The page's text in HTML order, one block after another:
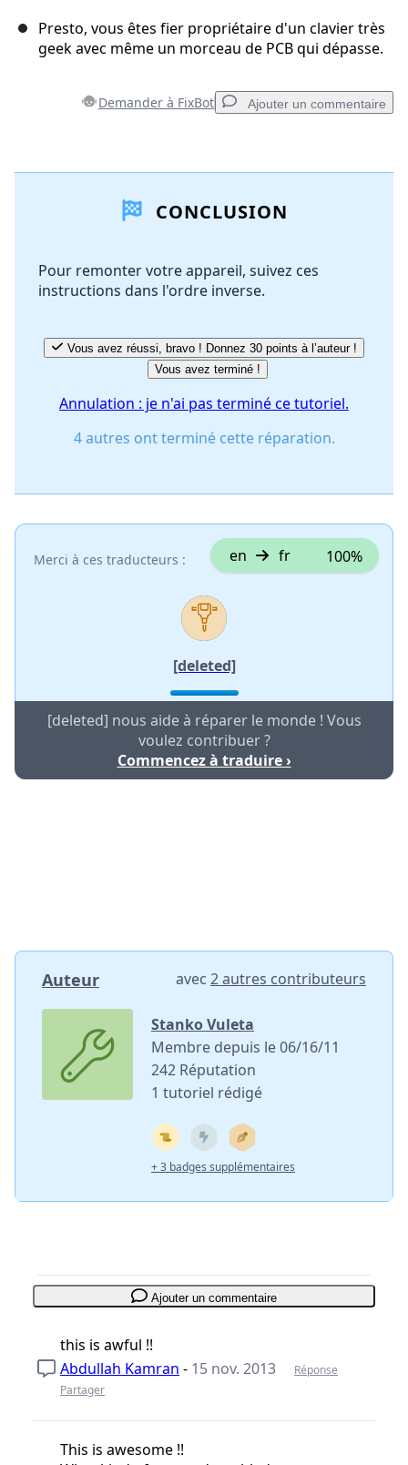
Presto, vous êtes fier propriétaire d'un clavier très
geek avec même un morceau de PCB qui dépasse.
Demander à FixBot Ajouter un commentaire
Ajouter un commentaire
Annuler Publier un commentaire
CONCLUSION
Pour remonter votre appareil, suivez ces
instructions dans l'ordre inverse.
Vous avez réussi, bravo ! Donnez 30 points à l’auteur !
Vous avez terminé !
Annulation : je n'ai pas terminé ce tutoriel.
4 autres ont terminé cette réparation.
Merci à ces traducteurs : en fr 100%
[deleted]
[deleted] nous aide à réparer le monde ! Vous
voulez contribuer ?
Commencez à traduire ›
Auteur avec 2 autres contributeurs
Stanko Vuleta
Membre depuis le 06/16/11
242 Réputation
1 tutoriel rédigé
+ 3 badges supplémentaires
Ajouter un commentaire
this is awful !!
Abdullah Kamran - 15 nov. 2013
Réponse
Partager
This is awesome !!